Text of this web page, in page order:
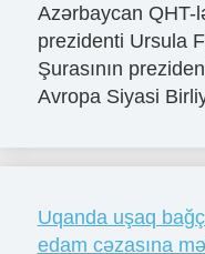
Azərbaycan QHT-
prezidenti Ursula
Şurasının
Avropa Siyasi
Uqanda uşaq
edam cəzasına